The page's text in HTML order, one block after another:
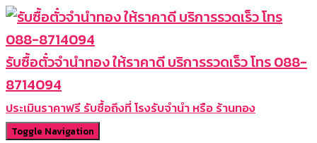
รับซื้อตั๋วจำนำทอง ให้ราคาดี บริการรวดเร็ว โทร 088-
8714094
ประเมินราคาฟรี รับซื้อถึงที่ โรงรับจำนำ หรือ ร้านทอง
Toggle Navigation